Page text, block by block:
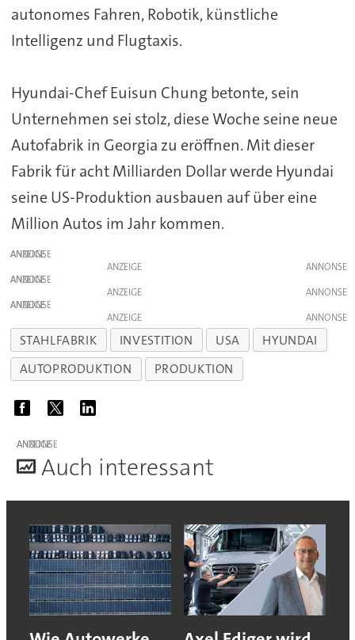
autonomes Fahren, Robotik, künstliche
Intelligenz und Flugtaxis.
Hyundai-Chef Euisun Chung betonte, sein
Unternehmen sei stolz, diese Woche seine neue
Autofabrik in Georgia zu eröffnen. Mit dieser
Fabrik für acht Milliarden Dollar werde Hyundai
seine US-Produktion ausbauen auf über eine
Million Autos im Jahr kommen.
ANZEIGE
ANZEIGE
ANZEIGE
ANZEIGE
ANZEIGE
ANZEIGE
STAHLFABRIK INVESTITION USA
HYUNDAI
AUTOPRODUKTION
PRODUKTION
ANZEIGE
Auch interessant